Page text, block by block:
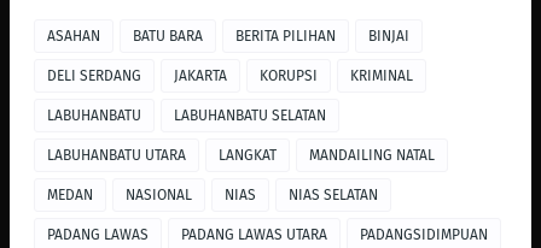
ASAHAN BATU BARA BERITA PILIHAN BINJAI
DELI SERDANG JAKARTA KORUPSI KRIMINAL
LABUHANBATU LABUHANBATU SELATAN
LABUHANBATU UTARA LANGKAT MANDAILING NATAL
MEDAN NASIONAL NIAS NIAS SELATAN
PADANG LAWAS PADANG LAWAS UTARA PADANGSIDIMPUAN